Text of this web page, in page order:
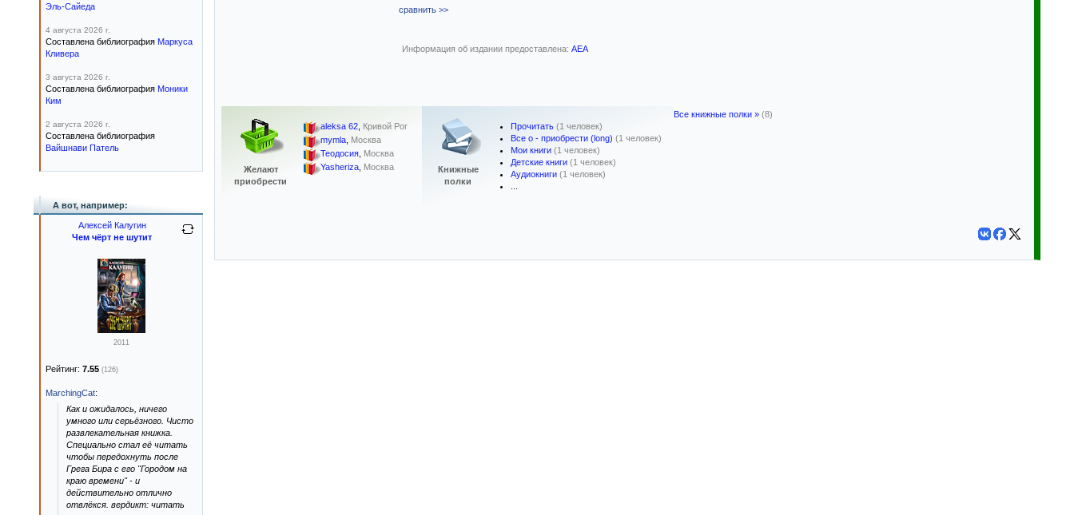
сравнить >>
Информация об издании предоставлена: AEA
Желают
приобрести
aleksa 62, Кривой Рог
mymla, Москва
Теодосия, Москва
Yasheriza, Москва
Книжные
полки
Прочитать (1 человек)
Все о - приобрести (long) (1 человек)
Мои книги (1 человек)
Детские книги (1 человек)
Аудиокниги (1 человек)
Все книжные полки » (8)
Эль-Сайеда
4 августа 2026 г.
Составлена библиография Маркуса
Кливера
3 августа 2026 г.
Составлена библиография Моники
Ким
2 августа 2026 г.
Составлена библиография
Вайшнави Патель
А вот, например:
Алексей Калугин
Чем чёрт не шутит
2011
Рейтинг: 7.55 (126)
MarchingCat:
Как и ожидалось, ничего
умного или серьёзного. Чисто
развлекательная книжка.
Специально стал её читать
чтобы передохнуть после
Грега Бира с его "Городом на
краю времени" - и
действительно отлично
отвлёкся. вердикт: читать